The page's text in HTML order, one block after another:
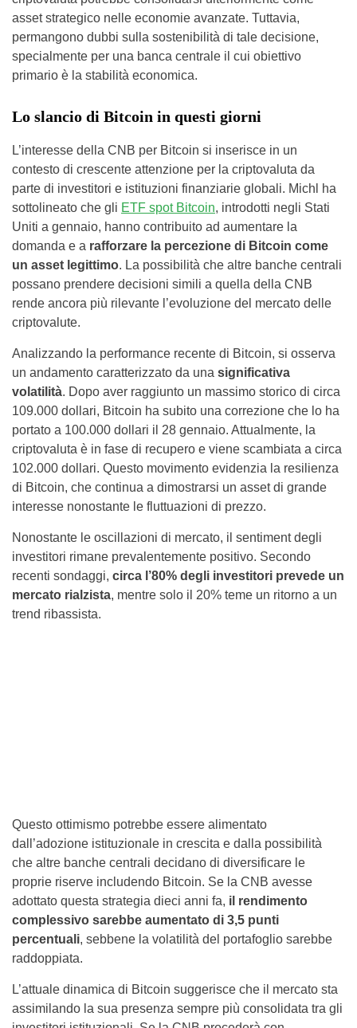
asset strategico nelle economie avanzate. Tuttavia,
permangono dubbi sulla sostenibilità di tale decisione,
specialmente per una banca centrale il cui obiettivo
primario è la stabilità economica.
Lo slancio di Bitcoin in questi giorni
L’interesse della CNB per Bitcoin si inserisce in un
contesto di crescente attenzione per la criptovaluta da
parte di investitori e istituzioni finanziarie globali. Michl ha
sottolineato che gli ETF spot Bitcoin, introdotti negli Stati
Uniti a gennaio, hanno contribuito ad aumentare la
domanda e a rafforzare la percezione di Bitcoin come
un asset legittimo. La possibilità che altre banche centrali
possano prendere decisioni simili a quella della CNB
rende ancora più rilevante l’evoluzione del mercato delle
criptovalute.
Analizzando la performance recente di Bitcoin, si osserva
un andamento caratterizzato da una significativa
volatilità. Dopo aver raggiunto un massimo storico di circa
109.000 dollari, Bitcoin ha subito una correzione che lo ha
portato a 100.000 dollari il 28 gennaio. Attualmente, la
criptovaluta è in fase di recupero e viene scambiata a circa
102.000 dollari. Questo movimento evidenzia la resilienza
di Bitcoin, che continua a dimostrarsi un asset di grande
interesse nonostante le fluttuazioni di prezzo.
Nonostante le oscillazioni di mercato, il sentiment degli
investitori rimane prevalentemente positivo. Secondo
recenti sondaggi, circa l’80% degli investitori prevede un
mercato rialzista, mentre solo il 20% teme un ritorno a un
trend ribassista.
Questo ottimismo potrebbe essere alimentato
dall’adozione istituzionale in crescita e dalla possibilità
che altre banche centrali decidano di diversificare le
proprie riserve includendo Bitcoin. Se la CNB avesse
adottato questa strategia dieci anni fa, il rendimento
complessivo sarebbe aumentato di 3,5 punti
percentuali, sebbene la volatilità del portafoglio sarebbe
raddoppiata.
L’attuale dinamica di Bitcoin suggerisce che il mercato sta
assimilando la sua presenza sempre più consolidata tra gli